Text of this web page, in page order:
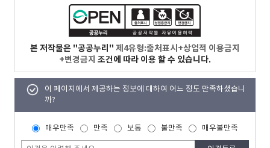
본 저작물은 "공공누리" 제4유형:출처표시+상업적 이용금지
+변경금지 조건에 따라 이용 할 수 있습니다.
이 페이지에서 제공하는 정보에 대하여 어느 정도 만족하셨습니
까?
매우만족 만족 보통 불만족 매우불만족